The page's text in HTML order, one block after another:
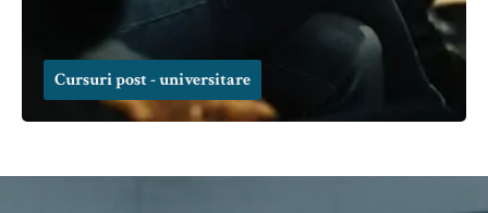
Cursuri post - universitare